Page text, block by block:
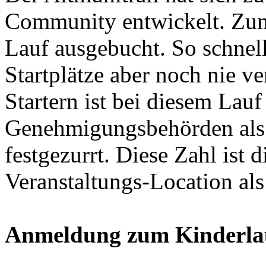
Community entwickelt.
Lauf ausgebucht. So
Startplätze aber noch nie
Startern ist bei diesem
Genehmigungsbehörden
festgezurrt. Diese Zahl ist
Veranstaltungs-Location
Anmeldung zum